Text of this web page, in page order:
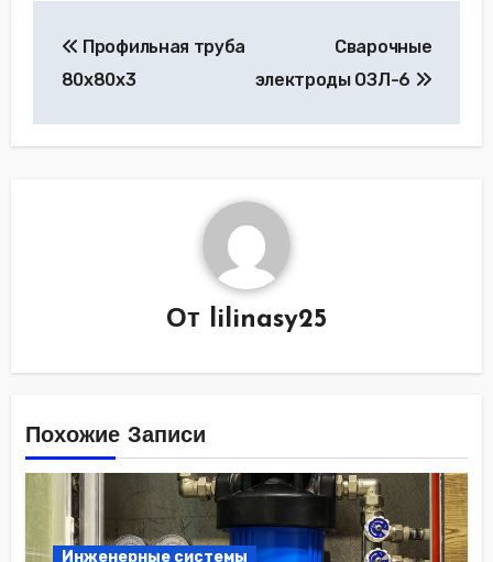
по
Профильная труба
80х80х3
Сварочные
электроды ОЗЛ-6
От lilinasy25
Похожие Записи
Инженерные системы